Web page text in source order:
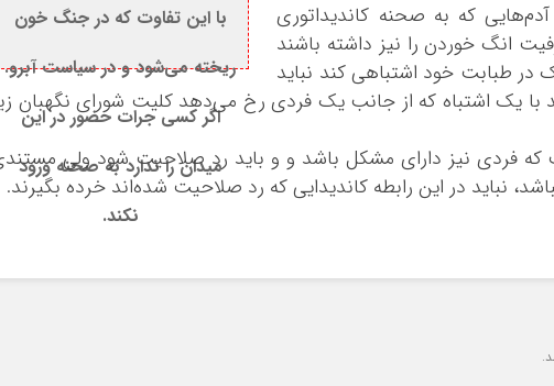
با این تفاوت که در جنگ خون
ریخته می‌شود و در سیاست آبرو.
اگر کسی جرات حضور در این
میدان را ندارد به صحنه ورود
نکند.
که به صحنه کاندیداتوری
انگ خوردن را نیز داشته باشند
طبابت خود اشتباهی کند نباید
با یک اشتباه که از جانب یک فردی رخ می‌دهد کلیت شورای نگهبان
که فردی نیز دارای مشکل باشد و و باید رد صلاحیت شود ولی
نباید در این رابطه کاندیدایی که رد صلاحیت شده‌اند خرده بگیرند.